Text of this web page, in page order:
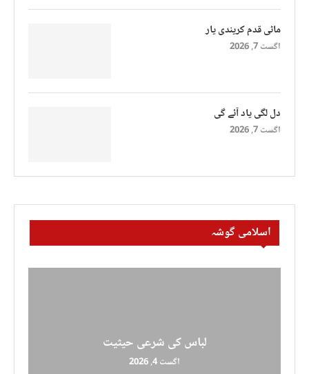
ماٹی قدم کریندی یار
اگست 7, 2026
دل لگی یاد آئے گی
اگست 7, 2026
اسلامی گوشہ
لباس کی شرعی حیثیت
اگست 4, 2026